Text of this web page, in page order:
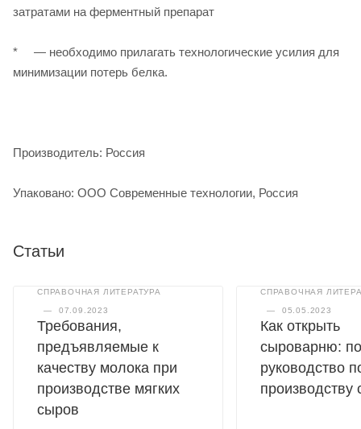
затратами на ферментный препарат
* — необходимо прилагать технологические усилия для
минимизации потерь белка.
Производитель: Россия
Упаковано: ООО Современные технологии, Россия
Статьи
СПРАВОЧНАЯ ЛИТЕРАТУРА
— 07.09.2023
Требования,
предъявляемые к
качеству молока при
производстве мягких
сыров
СПРАВОЧНАЯ
— 05.05.2023
Как открыть
сыроварню:
руководство
производству